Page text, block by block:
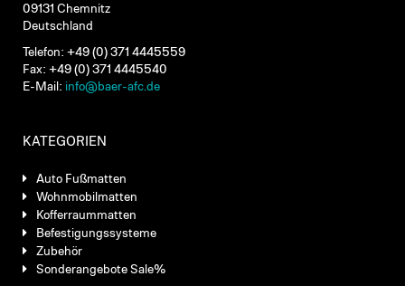
09131 Chemnitz
Deutschland
Telefon: +49 (0) 371 4445559
Fax: +49 (0) 371 4445540
E-Mail: info@baer-afc.de
KATEGORIEN
Auto Fußmatten
Wohnmobilmatten
Kofferraummatten
Befestigungssysteme
Zubehör
Sonderangebote Sale%